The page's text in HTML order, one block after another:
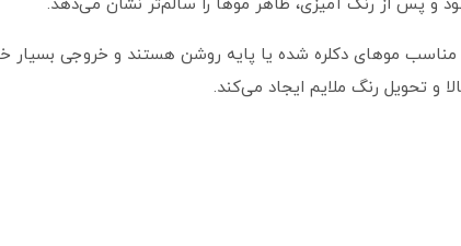
و پس از رنگ‌ آمیزی، ظاهر موها را سالم‌تر نشان می‌دهد.
موهای دکلره شده یا پایه روشن هستند و خروجی بسیار
و تحویل رنگ ملایم ایجاد می‌کند.